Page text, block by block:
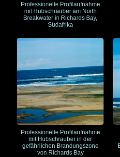
Professionelle Profilaufnahme
mit Hubschrauber am North
Breakwater in Richards Bay,
Südafrika
Professionelle Profilaufnahme
mit Hubschrauber in der
gefährlichen Brandungszone
von Richards Bay